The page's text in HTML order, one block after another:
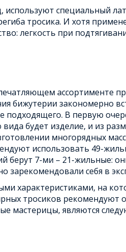
специальный
тросика. И хотя
легкость при
ассортименте
бижутерии закономерно
подходящего. В первую
вида будет изделие, и из
многорядных
использовать 49-
берут 7-ми – 21-жильные:
зарекомендовали себя в
характеристиками, на
тросиков рекомендуют
мастерицы, являются